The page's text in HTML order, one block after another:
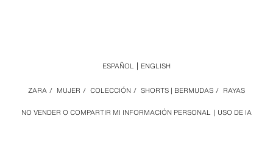
NO VENDER O COMPARTIR MI INFORMACIÓN PERSONAL USO DE IA
ZARA / MUJER / COLECCIÓN / SHORTS | BERMUDAS / RAYAS
ESPAÑOL ENGLISH